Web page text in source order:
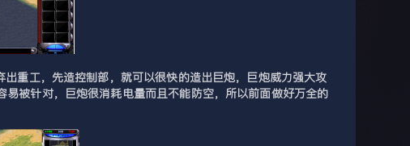
重工，先造控制部，就可以很快的造出巨炮，巨炮威力强大攻
被针对，巨炮很消耗电量而且不能防空，所以前面做好万全的